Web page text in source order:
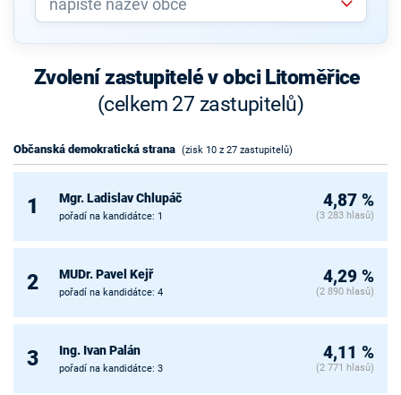
Zvolení zastupitelé v obci Litoměřice
(celkem 27 zastupitelů)
Občanská demokratická strana (zisk 10 z 27 zastupitelů)
1 Mgr. Ladislav Chlupáč
pořadí na kandidátce: 1
4,87 %
(3 283 hlasů)
2 MUDr. Pavel Kejř
pořadí na kandidátce: 4
4,29 %
(2 890 hlasů)
3 Ing. Ivan Palán
pořadí na kandidátce: 3
4,11 %
(2 771 hlasů)